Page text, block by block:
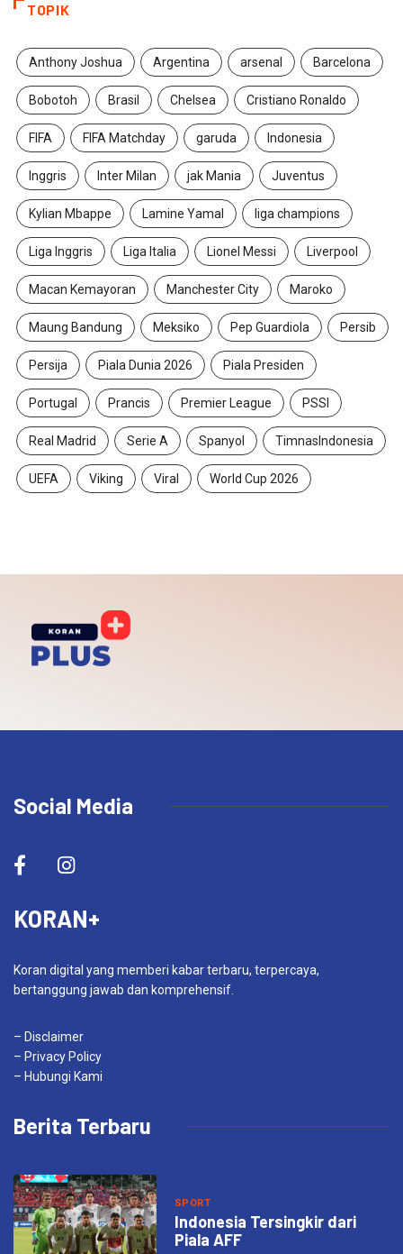
TOPIK
Anthony Joshua Argentina arsenal Barcelona
Bobotoh Brasil Chelsea Cristiano Ronaldo
FIFA FIFA Matchday garuda Indonesia
Inggris Inter Milan jak Mania Juventus
Kylian Mbappe Lamine Yamal liga champions
Liga Inggris Liga Italia Lionel Messi Liverpool
Macan Kemayoran Manchester City Maroko
Maung Bandung Meksiko Pep Guardiola Persib
Persija Piala Dunia 2026 Piala Presiden
Portugal Prancis Premier League PSSI
Real Madrid Serie A Spanyol TimnasIndonesia
UEFA Viking Viral World Cup 2026
Social Media
KORAN+
Koran digital yang memberi kabar terbaru, terpercaya,
bertanggung jawab dan komprehensif.
– Disclaimer
– Privacy Policy
– Hubungi Kami
Berita Terbaru
SPORT
Indonesia Tersingkir dari
Piala AFF